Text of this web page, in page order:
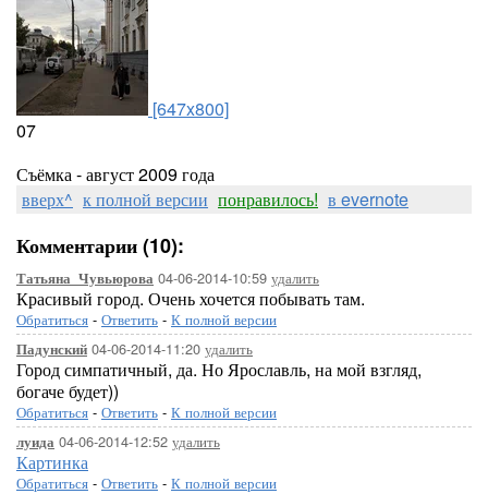
[647x800]
07
Съёмка - август 2009 года
вверх^ к полной версии понравилось! в evernote
Комментарии (10):
Татьяна_Чувьюрова 04-06-2014-10:59 удалить
Красивый город. Очень хочется побывать там.
Обратиться - Ответить - К полной версии
Падунский 04-06-2014-11:20 удалить
Город симпатичный, да. Но Ярославль, на мой взгляд,
богаче будет))
Обратиться - Ответить - К полной версии
луида 04-06-2014-12:52 удалить
Картинка
Обратиться - Ответить - К полной версии